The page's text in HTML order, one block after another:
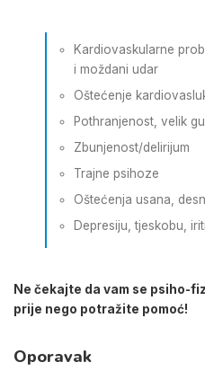
Kardiovaskularne
i moždani udar
Oštećenje
Pothranjenost, velik
Zbunjenost/delirijum
Trajne psihoze
Oštećenja usana,
Depresiju, tjeskobu,
Ne čekajte da vam se psiho-
prije nego potražite pomoć!
Oporavak